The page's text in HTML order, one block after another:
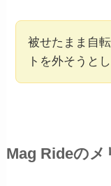
被せたまま自
トを外そうと
Mag Rideのメ